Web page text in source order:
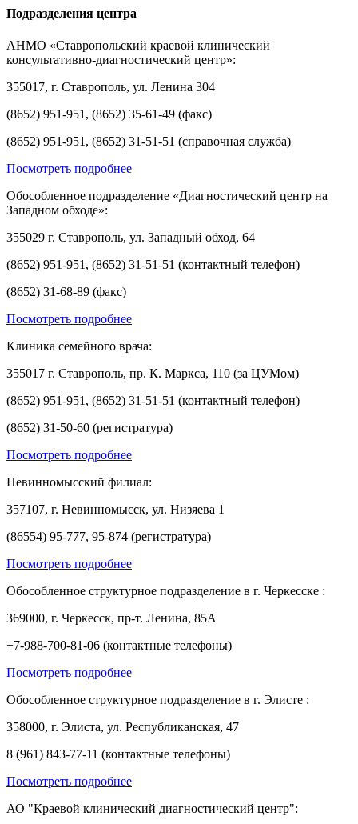
Подразделения центра
АНМО «Ставропольский краевой клинический
консультативно-диагностический центр»:
355017, г. Ставрополь, ул. Ленина 304
(8652) 951-951, (8652) 35-61-49 (факс)
(8652) 951-951, (8652) 31-51-51 (справочная служба)
Посмотреть подробнее
Обособленное подразделение «Диагностический центр на
Западном обходе»:
355029 г. Ставрополь, ул. Западный обход, 64
(8652) 951-951, (8652) 31-51-51 (контактный телефон)
(8652) 31-68-89 (факс)
Посмотреть подробнее
Клиника семейного врача:
355017 г. Ставрополь, пр. К. Маркса, 110 (за ЦУМом)
(8652) 951-951, (8652) 31-51-51 (контактный телефон)
(8652) 31-50-60 (регистратура)
Посмотреть подробнее
Невинномысский филиал:
357107, г. Невинномысск, ул. Низяева 1
(86554) 95-777, 95-874 (регистратура)
Посмотреть подробнее
Обособленное структурное подразделение в г. Черкесске :
369000, г. Черкесск, пр-т. Ленина, 85А
+7-988-700-81-06 (контактные телефоны)
Посмотреть подробнее
Обособленное структурное подразделение в г. Элисте :
358000, г. Элиста, ул. Республиканская, 47
8 (961) 843-77-11 (контактные телефоны)
Посмотреть подробнее
АО "Краевой клинический диагностический центр":